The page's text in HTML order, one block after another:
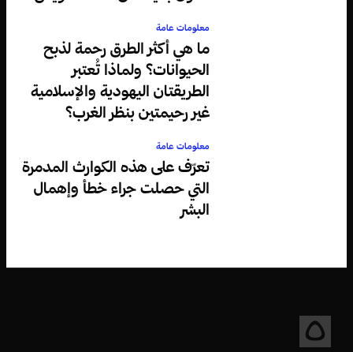
معلومات عامة
ما هي أكثر الطرق رحمة لذبح
الحيوانات؟ ولماذا تُعتبر
الطريقتان اليهودية والإسلامية
غير رحيمتين بنظر الغرب؟
معلومات عامة
تعرّف على هذه الكوارث المدمرة
التي حصلت جراء خطأ وإهمال
البشر